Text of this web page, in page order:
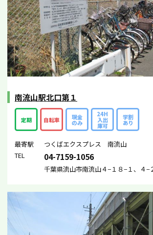
南流山駅北口第１
定期 自転車 現金
のみ
24H
入出
庫可
学割
あり
最寄駅
つくばエクスプレス 南流山
TEL
04-7159-1056
千葉県流山市南流山４−１８−１、４−